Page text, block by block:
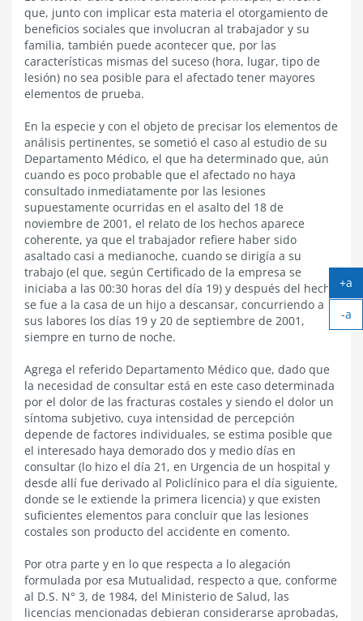
que, junto con implicar esta materia el otorgamiento de
beneficios sociales que involucran al trabajador y su
familia, también puede acontecer que, por las
características mismas del suceso (hora, lugar, tipo de
lesión) no sea posible para el afectado tener mayores
elementos de prueba.
En la especie y con el objeto de precisar los elementos de
análisis pertinentes, se sometió el caso al estudio de su
Departamento Médico, el que ha determinado que, aún
cuando es poco probable que el afectado no haya
consultado inmediatamente por las lesiones
supuestamente ocurridas en el asalto del 18 de
noviembre de 2001, el relato de los hechos aparece
coherente, ya que el trabajador refiere haber sido
asaltado casi a medianoche, cuando se dirigía a su
trabajo (el que, según Certificado de la empresa se
iniciaba a las 00:30 horas del día 19) y después del hecho
se fue a la casa de un hijo a descansar, concurriendo a
sus labores los días 19 y 20 de septiembre de 2001,
siempre en turno de noche.
Agrega el referido Departamento Médico que, dado que
la necesidad de consultar está en este caso determinada
por el dolor de las fracturas costales y siendo el dolor un
síntoma subjetivo, cuya intensidad de percepción
depende de factores individuales, se estima posible que
el interesado haya demorado dos y medio días en
consultar (lo hizo el día 21, en Urgencia de un hospital y
desde allí fue derivado al Policlínico para el día siguiente,
donde se le extiende la primera licencia) y que existen
suficientes elementos para concluir que las lesiones
costales son producto del accidente en comento.
Por otra parte y en lo que respecta a lo alegación
formulada por esa Mutualidad, respecto a que, conforme
al D.S. N° 3, de 1984, del Ministerio de Salud, las
licencias mencionadas debieran considerarse aprobadas,
+a
-a